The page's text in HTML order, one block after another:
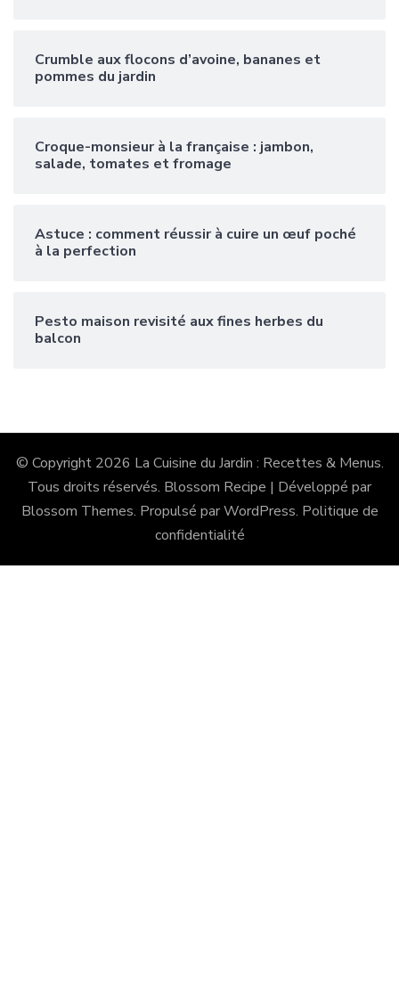
Crumble aux flocons d’avoine, bananes et
pommes du jardin
Croque-monsieur à la française : jambon,
salade, tomates et fromage
Astuce : comment réussir à cuire un œuf poché
à la perfection
Pesto maison revisité aux fines herbes du
balcon
© Copyright 2026 La Cuisine du Jardin : Recettes & Menus.
Tous droits réservés. Blossom Recipe | Développé par
Blossom Themes. Propulsé parWordPress. Politique de
confidentialité